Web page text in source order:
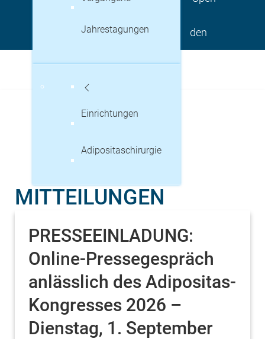
Jahrestagungen
Einrichtungen
Adipositaschirurgie
den
MITTEILUNGEN
PRESSEEINLADUNG:
Online-Pressegespräch
anlässlich des Adipositas-
Kongresses 2026 –
Dienstag, 1. September